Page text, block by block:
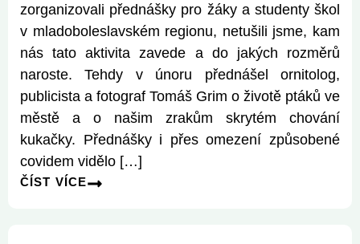
zorganizovali přednášky pro žáky a studenty škol
v mladoboleslavském regionu, netušili jsme, kam
nás tato aktivita zavede a do jakých rozměrů
naroste. Tehdy v únoru přednášel ornitolog,
publicista a fotograf Tomáš Grim o životě ptáků ve
městě a o našim zrakům skrytém chování
kukačky. Přednášky i přes omezení způsobené
covidem vidělo […]
ČÍST VÍCE